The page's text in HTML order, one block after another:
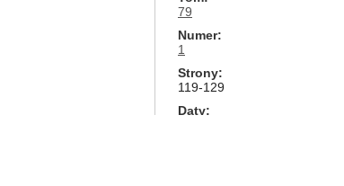
79
Numer
1
Strony
119-129
Daty